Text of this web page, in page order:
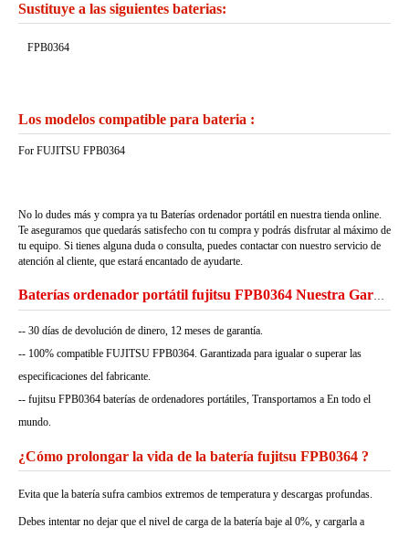
Sustituye a las siguientes baterias:
FPB0364
Los modelos compatible para bateria :
For FUJITSU FPB0364
No lo dudes más y compra ya tu Baterías ordenador portátil en nuestra tienda online.
Te aseguramos que quedarás satisfecho con tu compra y podrás disfrutar al máximo de
tu equipo. Si tienes alguna duda o consulta, puedes contactar con nuestro servicio de
atención al cliente, que estará encantado de ayudarte.
Baterías ordenador portátil fujitsu FPB0364 Nuestra Garantía
-- 30 días de devolución de dinero, 12 meses de garantía.
-- 100% compatible FUJITSU FPB0364. Garantizada para igualar o superar las
especificaciones del fabricante.
-- fujitsu FPB0364 baterías de ordenadores portátiles, Transportamos a En todo el
mundo.
¿Cómo prolongar la vida de la batería fujitsu FPB0364 ?
Evita que la batería sufra cambios extremos de temperatura y descargas profundas.
Debes intentar no dejar que el nivel de carga de la batería baje al 0%, y cargarla a